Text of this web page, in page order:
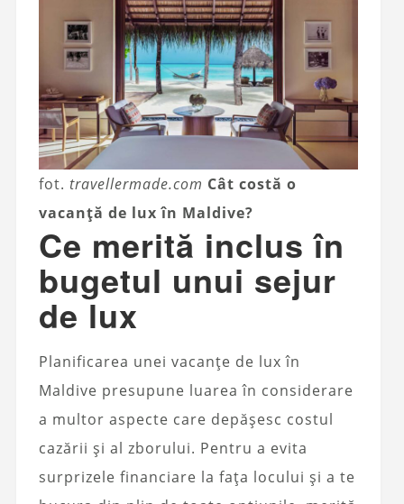
fot. travellermade.com Cât costă o
vacanță de lux în Maldive?
Ce merită inclus în
bugetul unui sejur
de lux
Planificarea unei vacanțe de lux în
Maldive presupune luarea în considerare
a multor aspecte care depășesc costul
cazării și al zborului. Pentru a evita
surprizele financiare la fața locului și a te